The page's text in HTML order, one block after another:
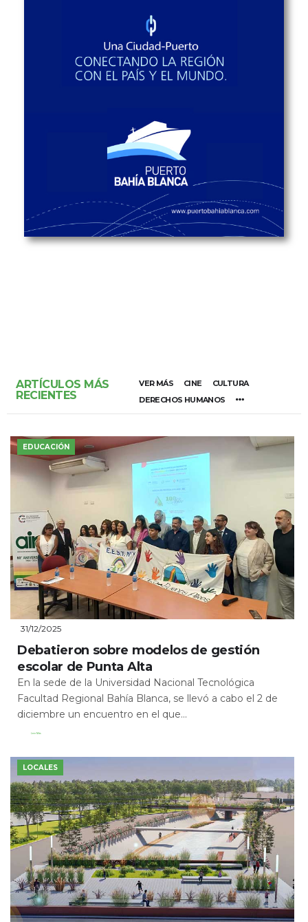
ARTÍCULOS MÁS
RECIENTES
VER MÁS CINE
CULTURA
DERECHOS HUMANOS
EDUCACIÓN
31/12/2025
Debatieron sobre modelos de gestión
escolar de Punta Alta
En la sede de la Universidad Nacional Tecnológica
Facultad Regional Bahía Blanca, se llevó a cabo el 2 de
diciembre un encuentro en el que...
Leer Más
LOCALES